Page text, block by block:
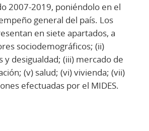
2007-2019, poniéndolo en el
general del país. Los
en siete apartados, a
sociodemográficos; (ii)
y desigualdad; (iii) mercado de
(v) salud; (vi) vivienda; (vii)
efectuadas por el MIDES.